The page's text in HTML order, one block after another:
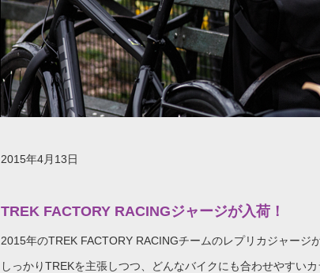
2015年4月13日
TREK FACTORY RACINGジャージが入荷！
2015年のTREK FACTORY RACINGチームのレプリカジャージ
しっかりTREKを主張しつつ、どんなバイクにも合わせやすいカ